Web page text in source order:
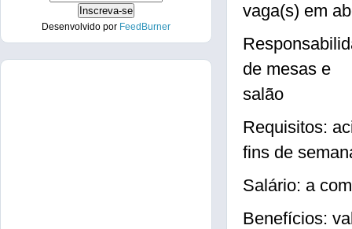
vaga(s) em
de mesas e
salão
Requisitos:
fins de
Salário: a
Benefícios:
Desenvolvido por FeedBurner